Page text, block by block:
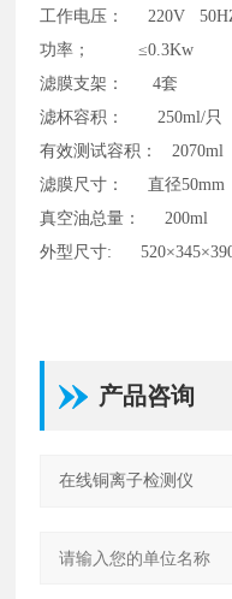
工作电压：
220V
功率；
≤0.3Kw
滤膜支架：
4套
滤杯容积：
250ml/只
有效测试容积：
2070ml
滤膜尺寸：
直径50mm
真空油总量：
200ml
外型尺寸: 520×345×390
产品咨询